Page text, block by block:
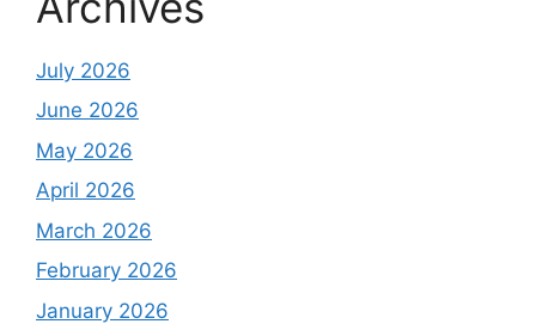
July 2026
June 2026
May 2026
April 2026
March 2026
February 2026
January 2026